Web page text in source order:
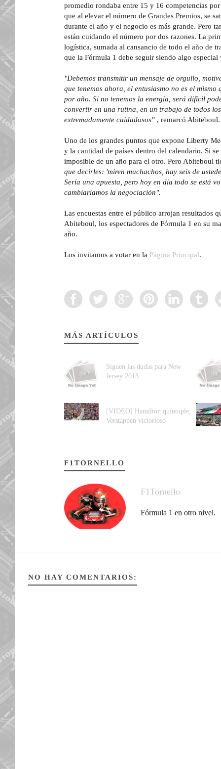
promedio rondaba entre 15 y 16 competencias
que al elevar el número de Grandes Premios, se
durante el año y el negocio es más grande. Pero
están cuidando el número por dos razones. La
logística, sumada al cansancio de todo el año de
que la Fórmula 1 debe seguir siendo algo
"Debemos transmitir un mensaje de orgullo,
que tenemos ahora, el entusiasmo no es el
por año. Si no tenemos la energía, será difícil
convertir en una rutina, en un trabajo de todos
extremadamente cuidadosos" , remarcó Abiteboul.
Uno de los grandes puntos que expone Liberty
y la cantidad de países dentro del calendario. Si
imposible de un año para el otro. Pero Abiteboul
que decirles: 'miren muchachos, hay seis de
Sería una apuesta, pero hoy en día todo se está
cambiaríamos la negociación".
Las encuestas entre el público arrojan resultados
Abiteboul, los espectadores de Fórmula 1 en su
año.
Los invitamos a votar en la Página Principal.
MÁS ARTÍCULOS
Siguen las dudas para New
Jersey 2013
[VIDEO] Hamilton quíntuple;
Verstappen victorioso
F1TORNELLO
F1Tornello
Fórmula 1 en otro nivel.
NO HAY COMENTARIOS: